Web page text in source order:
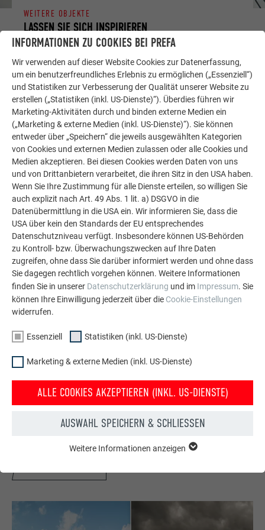
LASSEN SIE SICH INSPIRIEREN
WEITERE OBJEKTE
Aluminium eingesetzt werden kann. Entdecken Sie
weitere beeindruckende Projekte mit den langlebigen
PREFA Aluminiumlösungen für Dach, Solar und
Fassade.
MEHR REFERENZEN ANSEHEN
Kostenlos PREFA Prospekte bestellen
Dach, Fassade, Solar, Dachentwässerung &
Hochwasserschutz – mit PREFA Produkten aus Aluminium
sieht Ihr Haus nicht nur gut aus, sondern ist auch bestens
INFORMATIONEN ZU COOKIES BEI PREFA
Wir verwenden auf dieser Website Cookies zur Datenerfassung,
um ein benutzerfreundliches Erlebnis zu ermöglichen („Essenziell“)
und Statistiken zur Verbesserung der Qualität unserer Website zu
erstellen („Statistiken (inkl. US-Dienste)“). Überdies führen wir
Marketing-Aktivitäten durch und binden externe Medien ein
(„Marketing & externe Medien (inkl. US-Dienste)“). Sie können
entweder über „Speichern“ die jeweils ausgewählten Kategorien
von Cookies und externen Medien zulassen oder alle Cookies und
Medien akzeptieren. Bei diesen Cookies werden Daten von uns
und von Drittanbietern verarbeitet, die ihren Sitz in den USA haben.
Wenn Sie Ihre Zustimmung für alle Dienste erteilen, so willigen Sie
auch explizit nach Art. 49 Abs. 1 lit. a) DSGVO in die
Datenübermittlung in die USA ein. Wir informieren Sie, dass die
USA über kein den Standards der EU entsprechendes
Datenschutzniveau verfügt. Insbesondere können US-Behörden
zu Kontroll- bzw. Überwachungszwecken auf Ihre Daten
zugreifen, ohne dass Sie darüber informiert werden und ohne dass
Sie dagegen rechtlich vorgehen können. Weitere Informationen
finden Sie in unserer Datenschutzerklärung und im Impressum. Sie
können Ihre Einwilligung jederzeit über die Cookie-Einstellungen
widerrufen.
Essenziell Statistiken (inkl. US-Dienste)
Marketing & externe Medien (inkl. US-Dienste)
ALLE COOKIES AKZEPTIEREN (INKL. US-DIENSTE)
AUSWAHL SPEICHERN & SCHLIESSEN
Cookie-Informationen anzeigen
Weitere Informationen anzeigen